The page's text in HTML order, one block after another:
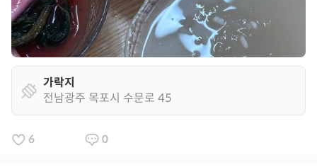
가락지
전남광주 목포시 수문로 45
6 0